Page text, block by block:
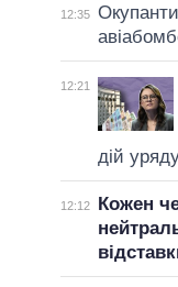
12:35
12:21
дій
12:12
Кожен